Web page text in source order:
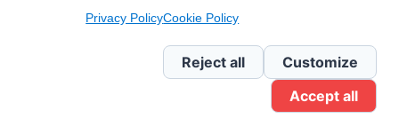
registrata al Tribunale di
Milano n. 353 del 19
novembre 2013 Powered By
Privacy PolicyCookie Policy
Reject all
Customize
Accept all